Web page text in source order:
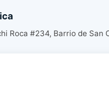
Roca #234, Barrio de San